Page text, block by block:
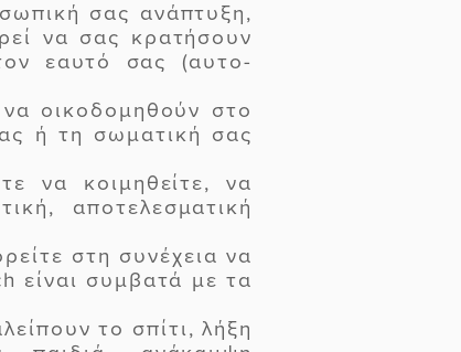
σας ανάπτυξη,
να σας κρατήσουν
εαυτό σας (αυτο-
οικοδομηθούν στο
ή τη σωματική σας
να κοιμηθείτε, να
αποτελεσματική
στη συνέχεια να
είναι συμβατά με τα
το σπίτι, λήξη